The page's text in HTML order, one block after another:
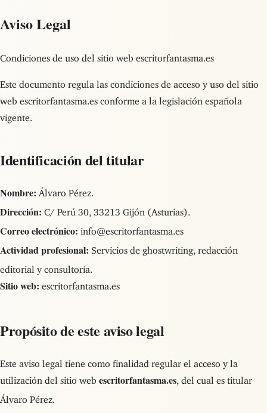
Aviso Legal
Condiciones de uso del sitio web escritorfantasma.es
Este documento regula las condiciones de acceso y uso del sitio
web escritorfantasma.es conforme a la legislación española
vigente.
Identificación del titular
Nombre: Álvaro Pérez.
Dirección: C/ Perú 30, 33213 Gijón (Asturias).
Correo electrónico: info@escritorfantasma.es
Actividad profesional: Servicios de ghostwriting, redacción
editorial y consultoría.
Sitio web: escritorfantasma.es
Propósito de este aviso legal
Este aviso legal tiene como finalidad regular el acceso y la
utilización del sitio web escritorfantasma.es , del cual es titular
Álvaro Pérez.